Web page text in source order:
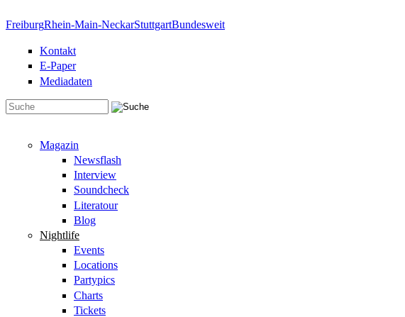
FreiburgRhein-Main-NeckarStuttgartBundesweit
Kontakt
E-Paper
Mediadaten
Magazin
Newsflash
Interview
Soundcheck
Literatour
Blog
Nightlife
Events
Locations
Partypics
Charts
Tickets